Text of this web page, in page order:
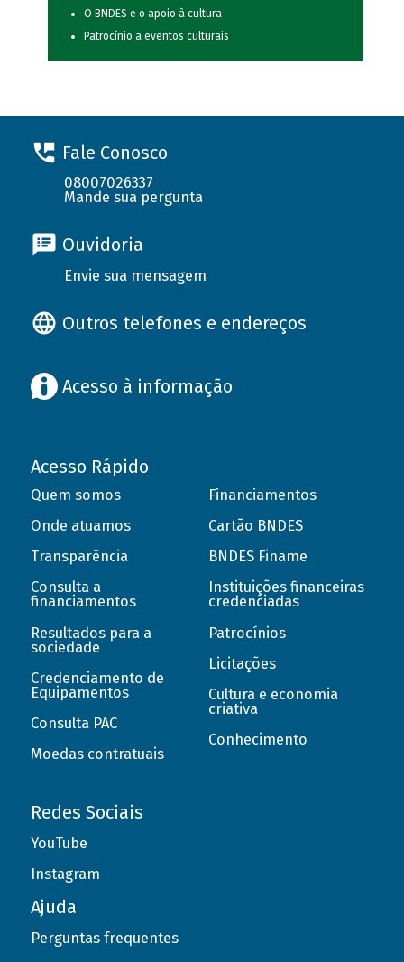
O BNDES e o apoio à cultura
Patrocínio a eventos culturais
Fale Conosco
08007026337
Mande sua pergunta
Ouvidoria
Envie sua mensagem
Outros telefones e endereços
Acesso à informação
Acesso Rápido
Quem somos
Onde atuamos
Transparência
Consulta a
financiamentos
Resultados para a
sociedade
Credenciamento de
Equipamentos
Consulta PAC
Moedas contratuais
Financiamentos
Cartão BNDES
BNDES Finame
Instituições financeiras
credenciadas
Patrocínios
Licitações
Cultura e economia
criativa
Conhecimento
Redes Sociais
YouTube
Instagram
Ajuda
Perguntas frequentes